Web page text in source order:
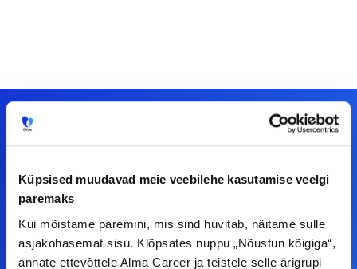
Küpsised muudavad meie veebilehe kasutamise veelgi
paremaks
Kui mõistame paremini, mis sind huvitab, näitame sulle
asjakohasemat sisu. Klõpsates nuppu „Nõustun kõigiga“,
annate ettevõttele Alma Career ja teistele selle ärigrupi
Tööelublogi.ee lehelt leiad kõik vajaliku, et olla
kursis tööturu uudistega. Kui sul on
ettepanekuid erinevate teemade osas või soovid